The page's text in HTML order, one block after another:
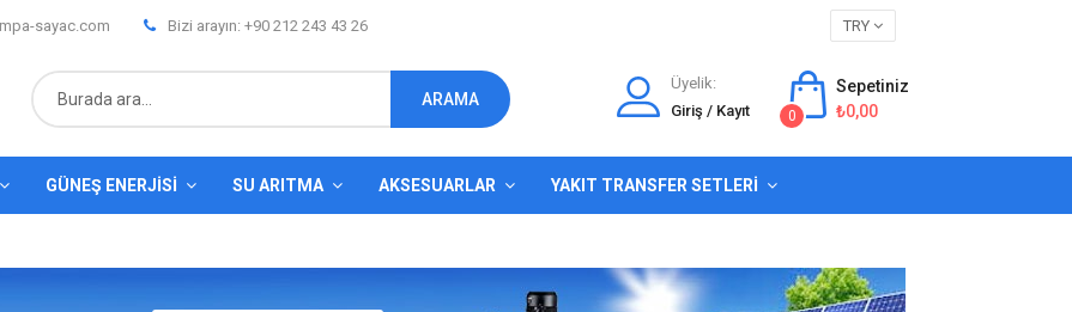
sayac.com Bizi arayın: +90 212 243 43 26 TRY
ARAMA
Üyelik:
Giriş / Kayıt
Sepetiniz
0 ₺0,00
GÜNEŞ ENERJISI SU ARITMA AKSESUARLAR YAKIT TRANSFER SETLERI